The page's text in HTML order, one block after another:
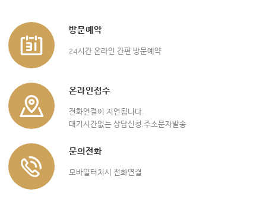
방문예약
24시간 온라인 간편 방문예약
온라인접수
전화연결이 지연됩니다.
대기시간없는 상담신청,주소문자발송
문의전화
모바일터치시 전화연결